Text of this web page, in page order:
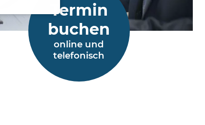
Termin­
buchen
online und
telefonisch